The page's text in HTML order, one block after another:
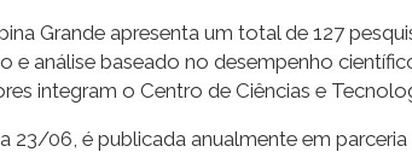
Grande apresenta um total de 127
e análise baseado no desempenho
integram o Centro de Ciências e
23/06, é publicada anualmente em